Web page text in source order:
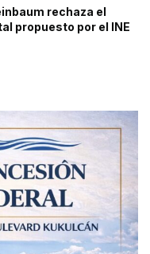
rechaza el
propuesto por el INE